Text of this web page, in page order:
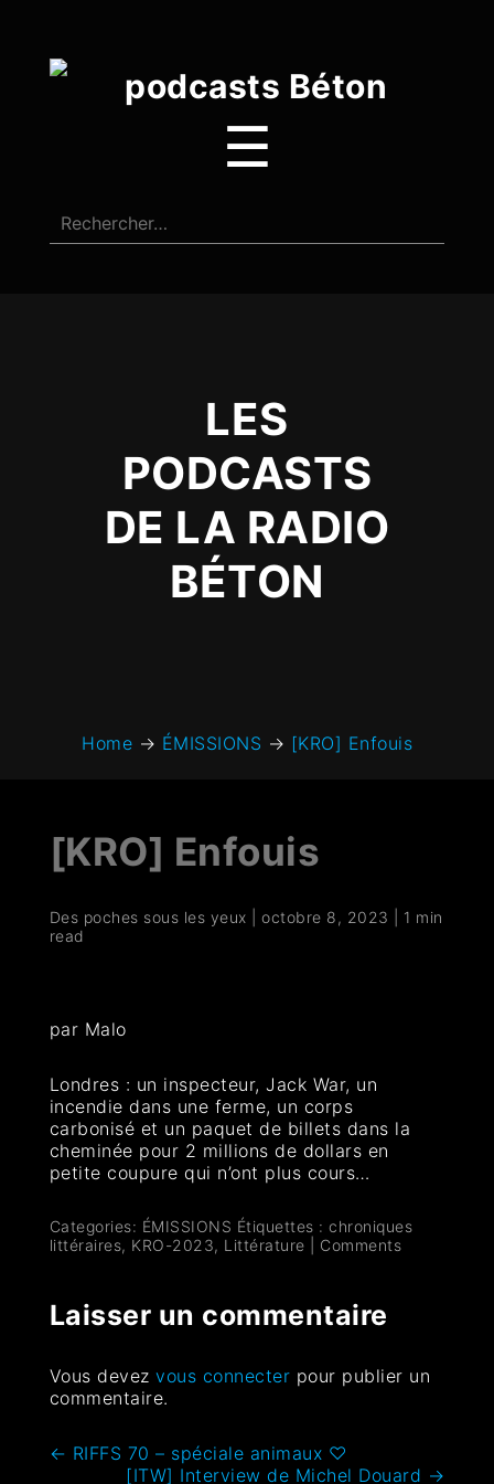
☰
LES
PODCASTS
DE LA RADIO
BÉTON
Home → ÉMISSIONS → [KRO] Enfouis
[KRO] Enfouis
Des poches sous les yeux |octobre 8, 2023
1 min
read
par Malo
Londres : un inspecteur, Jack War, un
incendie dans une ferme, un corps
carbonisé et un paquet de billets dans la
cheminée pour 2 millions de dollars en
petite coupure qui n’ont plus cours…
Categories: ÉMISSIONS Étiquettes :chroniques
littéraires, KRO-2023, Littérature Comments
Laisser un commentaire
Vous devezvous connecter pour publier un
commentaire.
← RIFFS 70 – spéciale animaux ♡
[ITW] Interview de Michel Douard →